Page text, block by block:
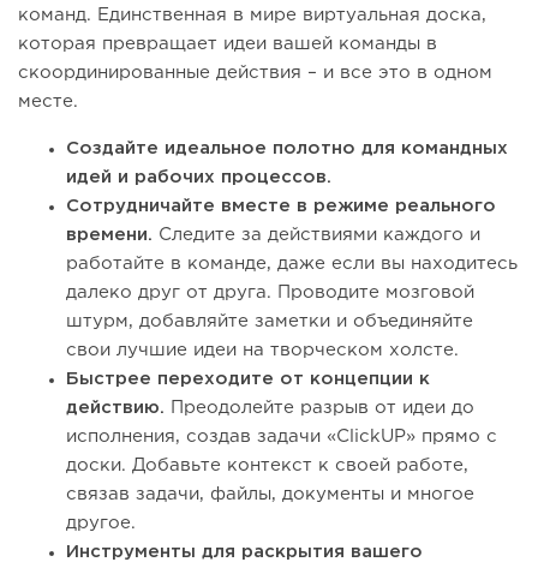
команд. Единственная в мире виртуальная доска,
которая превращает идеи вашей команды в
скоординированные действия – и все это в одном
месте.
Создайте идеальное полотно для командных
идей и рабочих процессов.
Сотрудничайте вместе в режиме реального
времени. Следите за действиями каждого и
работайте в команде, даже если вы находитесь
далеко друг от друга. Проводите мозговой
штурм, добавляйте заметки и объединяйте
свои лучшие идеи на творческом холсте.
Быстрее переходите от концепции к
действию. Преодолейте разрыв от идеи до
исполнения, создав задачи «ClickUP» прямо с
доски. Добавьте контекст к своей работе,
связав задачи, файлы, документы и многое
другое.
Инструменты для раскрытия вашего